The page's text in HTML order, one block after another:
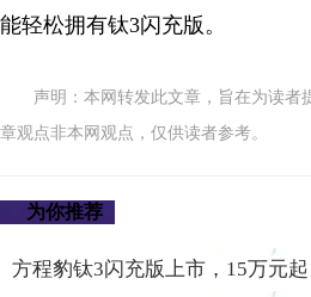
能轻松拥有钛3闪充版。
声明：本网转发此文章，旨在为读者
章观点非本网观点，仅供读者参考。
为你推荐
方程豹钛3闪充版上市，15万元起